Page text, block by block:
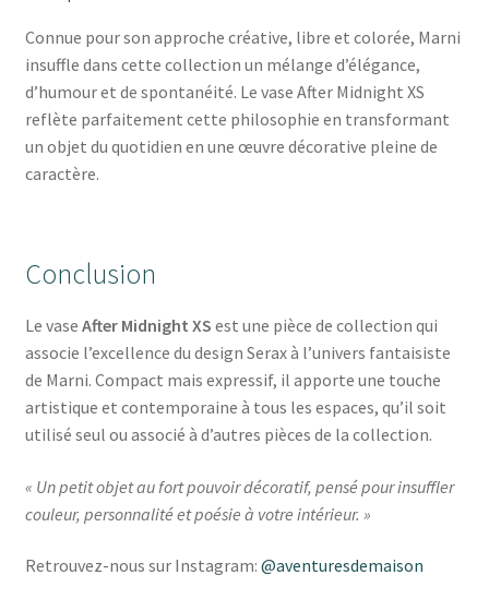
Connue pour son approche créative, libre et colorée, Marni
insuffle dans cette collection un mélange d’élégance,
d’humour et de spontanéité. Le vase After Midnight XS
reflète parfaitement cette philosophie en transformant
un objet du quotidien en une œuvre décorative pleine de
caractère.
Conclusion
Le vase After Midnight XS est une pièce de collection qui
associe l’excellence du design Serax à l’univers fantaisiste
de Marni. Compact mais expressif, il apporte une touche
artistique et contemporaine à tous les espaces, qu’il soit
utilisé seul ou associé à d’autres pièces de la collection.
« Un petit objet au fort pouvoir décoratif, pensé pour insuffler
couleur, personnalité et poésie à votre intérieur. »
Retrouvez-nous sur Instagram: @aventuresdemaison